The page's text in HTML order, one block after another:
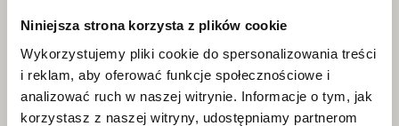
Niniejsza strona korzysta z plików cookie
Wykorzystujemy pliki cookie do spersonalizowania treści
i reklam, aby oferować funkcje społecznościowe i
analizować ruch w naszej witrynie. Informacje o tym, jak
korzystasz z naszej witryny, udostępniamy partnerom